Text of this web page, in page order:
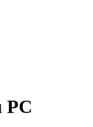
PC